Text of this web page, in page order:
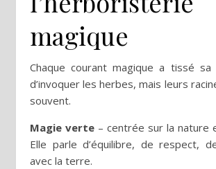
magique
Chaque courant magique a tissé
d’invoquer les herbes, mais leurs
souvent.
Magie verte – centrée sur la nature
Elle parle d’équilibre, de respect,
avec la terre.